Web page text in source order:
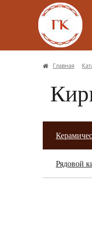
Главная
Рядовой